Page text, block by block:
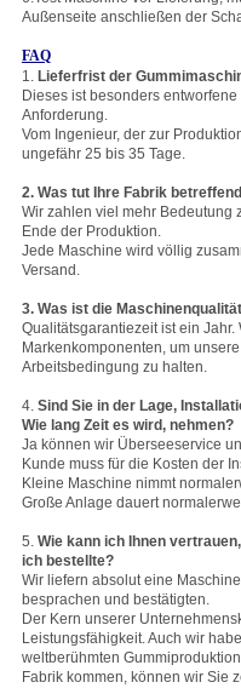
Außenseite anschließen der
FAQ
1. Lieferfrist der
Dieses ist besonders
Anforderung.
Vom Ingenieur, der zur
ungefähr 25 bis 35 Tage.
2. Was tut Ihre Fabrik
Wir zahlen viel mehr Bedeutung
Ende der Produktion.
Jede Maschine wird völlig
Versand.
3. Was ist die
Qualitätsgarantiezeit ist ein
Markenkomponenten, um
Arbeitsbedingung zu halten.
4. Sind Sie in der Lage,
Wie lang Zeit es wird, nehmen?
Ja können wir Überseeservice
Kunde muss für die Kosten der
Kleine Maschine nimmt
Große Anlage dauert
5. Wie kann ich Ihnen
ich bestellte?
Wir liefern absolut eine
besprachen und bestätigten.
Der Kern unserer
Leistungsfähigkeit. Auch wir
weltberühmten
Fabrik kommen, können wir Sie